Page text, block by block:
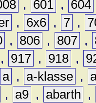
, 601 , 604
, 6x6 , 7 ,
, 806 , 807 ,
, 917 , 918 ,
a , a-klasse ,
, a9 , abarth
,